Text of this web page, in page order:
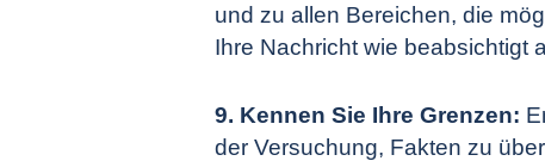
und zu allen Bereichen, die
Ihre Nachricht wie beabsichtigt
9. Kennen Sie Ihre Grenzen:
der Versuchung, Fakten zu